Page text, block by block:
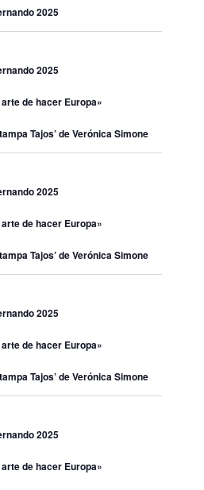
2025
2025
de hacer Europa»
Tajos’ de Verónica Simone
2025
de hacer Europa»
Tajos’ de Verónica Simone
2025
de hacer Europa»
Tajos’ de Verónica Simone
2025
de hacer Europa»